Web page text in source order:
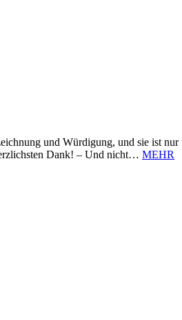
und Würdigung, und sie ist
Dank! – Und nicht… MEHR